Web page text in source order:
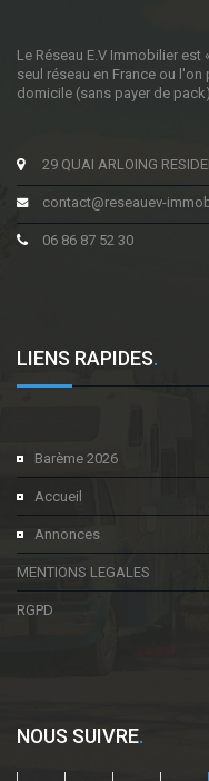
Le Réseau E.V Immobilier
seul réseau en France ou
domicile (sans payer de
29 QUAI ARLOING
contact@reseauev-
06 86 87 52 30
LIENS RAPIDES.
Barème 2026
Accueil
Annonces
MENTIONS LEGALES
RGPD
NOUS SUIVRE.